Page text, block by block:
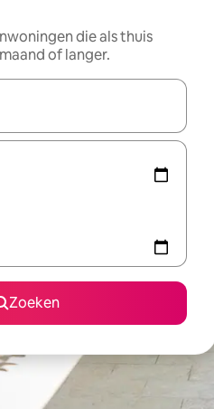
die als thuis
of langer.
beschikbaar zijn, maak je een
Zoeken